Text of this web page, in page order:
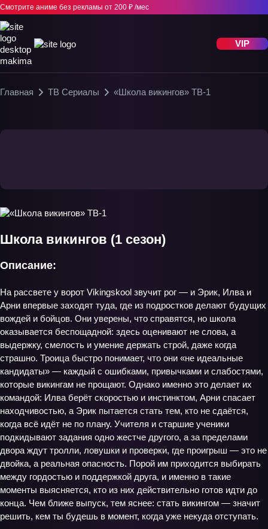
Смотрите аниме без рекламы от 200 ₽ /мес
VIP
Главная ТВ Сериалы «Школа викингов» ТВ-1
Школа викингов (1 сезон)
Описание:
На рассвете у ворот Vikingskool звучит рог — и Эрик, Илва и
Арни впервые заходят туда, где из подростков делают будущих
вождей и бойцов. Они уверены, что справятся, но школа
оказывается беспощадной: здесь оценивают не слова, а
выдержку, смелость и умение держать строй, даже когда
страшно. Троица быстро понимает, что они «не идеальные
кандидаты» — каждый с ошибками, привычками и слабостями,
которые викингам не прощают. Однако именно это делает их
командой: Илва берёт скоростью и инстинктом, Арни спасает
находчивостью, а Эрик пытается стать тем, кто не сдаётся,
когда всё идёт не по плану. Учителя и старшие ученики
подкидывают задания одно жестче другого, а за пределами
двора ждут тролли, ловушки и проверки, где проигрыш — это не
двойка, а реальная опасность. Порой им приходится выбирать
между гордостью и поддержкой друга, и именно в такие
моменты выясняется, кто из них действительно готов идти до
конца. Чем ближе выпуск, тем яснее: стать викингом — значит
решить, кем ты будешь в момент, когда уже некуда отступать.